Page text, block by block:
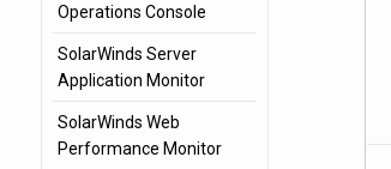
Operations Console
SolarWinds Server
Application Monitor
SolarWinds Web
Performance Monitor